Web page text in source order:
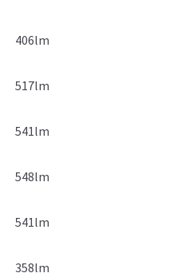
406lm
517lm
541lm
548lm
541lm
358lm